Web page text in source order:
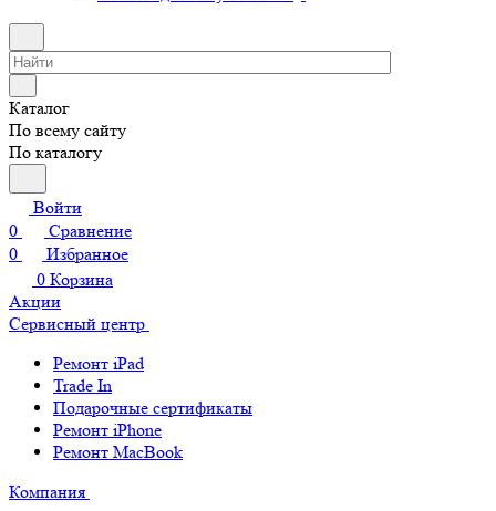
Каталог
По всему сайту
По каталогу
Войти
0
Сравнение
0
Избранное
0 Корзина
Акции
Сервисный центр
Ремонт iPad
Trade In
Подарочные сертификаты
Ремонт iPhone
Ремонт MacBook
Компания